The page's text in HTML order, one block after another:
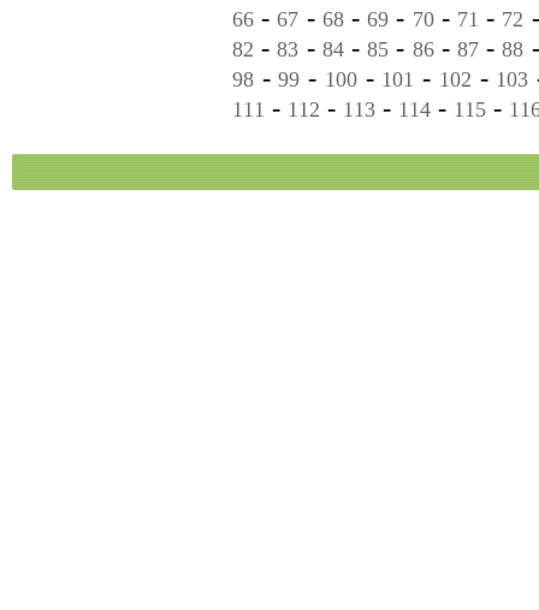
66 -67 - 68-69 - 70- 71 - 72
82 -83 - 84-85 - 86- 87-88
98 -99 - 100- 101 - 102 - 103
111 - 112 - 113 - 114 - 115 -